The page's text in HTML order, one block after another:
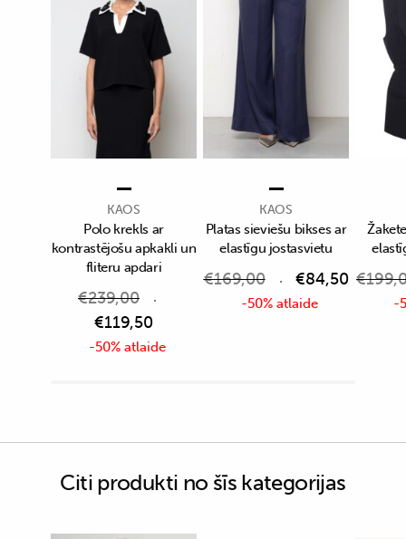
KAOS
Polo krekls ar
kontrastējošu apkakli un
fliteru apdari
€239,00
€119,50
-50% atlaide
KAOS
Platas sieviešu bikses ar
elastīgu jostasvietu
€169,00 €84,50
-50% atlaide
€
-
Citi produkti no šīs kategorijas